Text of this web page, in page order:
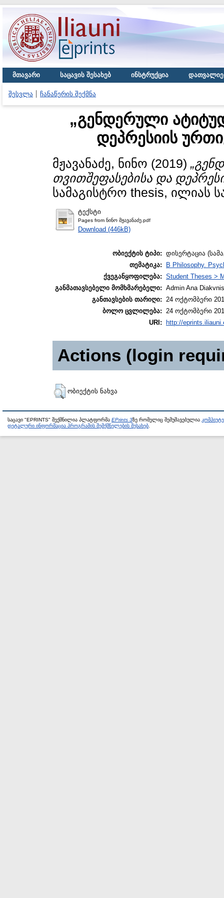
მთავარი საცავის შესახებ ინსტრუქცია
შესვლა ჩანაწერის შექმნა
„გენდერული
დეპრესიის
მჟავანაძე, ნინო (2019)
თვითშეფასებისა და
სამაგისტრო thesis, ილიას
ტექსტი
Pages from ნინო მჟავანაძე.pdf
Download (446kB)
ობიექტის ტიპი: დისერტაცია
თემატიკა:
B Philosophy.
ქვეგანყოფილება: Student Theses >
განმათავსებელი მომხმარებელი: Admin Ana
განთავსების თარიღი: 24 ოქტომბერი
ბოლო ცვლილება: 24 ოქტომბერი
URI:
http://
Actions (login
ობიექტის ნახვა
საცავი "EPRINTS" შექმნილია პლატფორმა EPrints 3ზე რომელიც შემუშავებულია
დეტალური ინფორმაცია პროგრამის შემქმნელების შესახებ.